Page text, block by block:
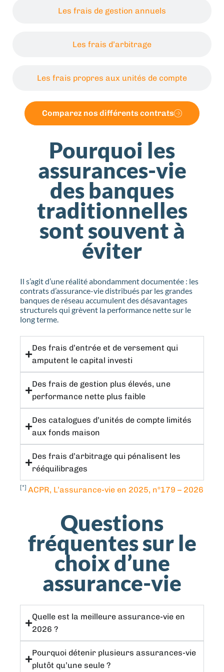
Les frais de gestion annuels
Les frais d’arbitrage
Les frais propres aux unités de compte
Comparez nos différents contrats
Pourquoi les
assurances-vie
des banques
traditionnelles
sont souvent à
éviter
Il s’agit d’une réalité abondamment documentée : les
contrats d’assurance-vie distribués par les grandes
banques de réseau accumulent des désavantages
structurels qui grèvent la performance nette sur le
long terme.
Des frais d’entrée et de versement qui
amputent le capital investi
Des frais de gestion plus élevés, une
performance nette plus faible
Des catalogues d’unités de compte limités
aux fonds maison
Des frais d’arbitrage qui pénalisent les
rééquilibrages
[*] ACPR, L’assurance-vie en 2025, n°179 – 2026
Questions
fréquentes sur le
choix d’une
assurance-vie
Quelle est la meilleure assurance-vie en
2026 ?
Pourquoi détenir plusieurs assurances-vie
plutôt qu’une seule ?